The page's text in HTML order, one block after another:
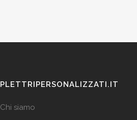
PLETTRIPERSONALIZZATI.IT
Chi siamo